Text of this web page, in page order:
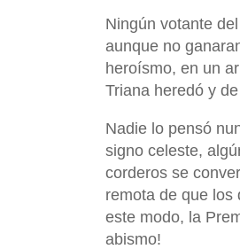
Ningún votante
aunque no
heroísmo, en un
Triana heredó y
Nadie lo pensó
signo celeste,
corderos se
remota de que los
este modo, la
abismo!